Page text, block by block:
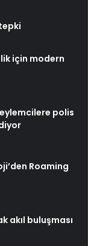
için modern
polis
Roaming
akıl buluşması